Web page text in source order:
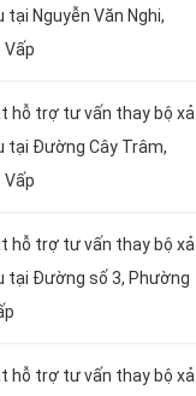
Nguyễn Văn Nghi,
Vấp
hỗ trợ tư vấn thay bộ xả
tại Đường Cây Trâm,
Vấp
hỗ trợ tư vấn thay bộ xả
tại Đường số 3, Phường
hỗ trợ tư vấn thay bộ xả